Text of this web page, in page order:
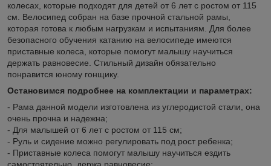
колесах, которые подходят для детей от 6 лет с ростом от 115
см. Велосипед собран на базе прочной стальной рамы,
которая готова к любым нагрузкам и испытаниям. Для более
безопасного обучения катанию на велосипеде имеются
приставные колеса, которые помогут малышу научиться
держать равновесие. Стильный дизайн обязательно
понравится юному гонщику.
Остановимся подробнее на комплектации и параметрах:
- Рама данной модели изготовлена из углеродистой стали, она
очень прочна и надежна;
- Для малышей от 6 лет с ростом от 115 см;
- Руль и сидение можно регулировать под рост ребенка;
- Приставные колеса помогут малышу научиться ездить